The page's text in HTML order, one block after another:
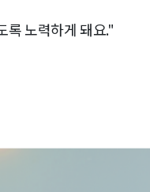
록 노력하게 돼요."